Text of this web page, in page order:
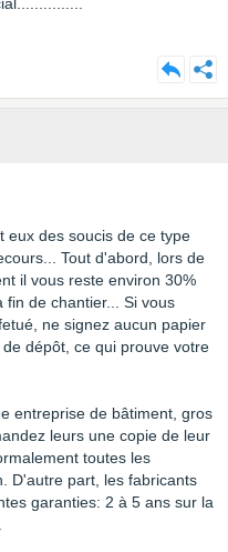
eux des soucis de ce type
Tout d'abord, lors de
il vous reste environ 30%
de chantier... Si vous
ne signez aucun papier
dépôt, ce qui prouve votre
entreprise de bâtiment, gros
leurs une copie de leur
toutes les
D'autre part, les fabricants
garanties: 2 à 5 ans sur la